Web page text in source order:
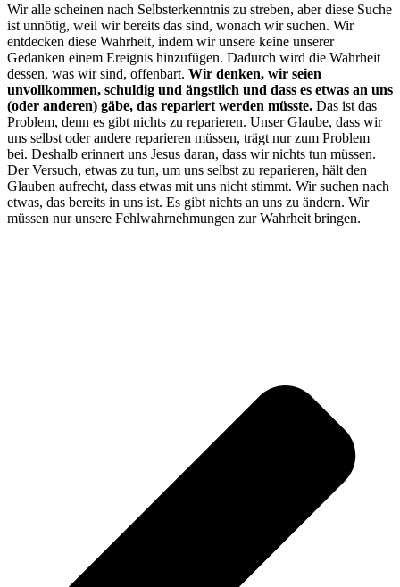
Wir alle scheinen nach Selbsterkenntnis zu streben, aber diese Suche
ist unnötig, weil wir bereits das sind, wonach wir suchen. Wir
entdecken diese Wahrheit, indem wir unsere keine unserer
Gedanken einem Ereignis hinzufügen. Dadurch wird die Wahrheit
dessen, was wir sind, offenbart. Wir denken, wir seien
unvollkommen, schuldig und ängstlich und dass es etwas an uns
(oder anderen) gäbe, das repariert werden müsste. Das ist das
Problem, denn es gibt nichts zu reparieren. Unser Glaube, dass wir
uns selbst oder andere reparieren müssen, trägt nur zum Problem
bei. Deshalb erinnert uns Jesus daran, dass wir nichts tun müssen.
Der Versuch, etwas zu tun, um uns selbst zu reparieren, hält den
Glauben aufrecht, dass etwas mit uns nicht stimmt. Wir suchen nach
etwas, das bereits in uns ist. Es gibt nichts an uns zu ändern. Wir
müssen nur unsere Fehlwahrnehmungen zur Wahrheit bringen.